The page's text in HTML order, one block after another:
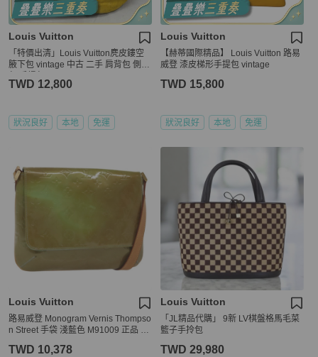
Louis Vuitton
「特價出清」Louis Vuitton麂皮鏤空
腋下包 vintage 中古 二手 肩背包 側背
TWD 12,800
狀況良好 本地 免運
Louis Vuitton
【赫蒂國際精品】 Louis Vuitton 路易
威登 漆皮梯形手提包 vintage
TWD 15,800
狀況良好 本地 免運
Louis Vuitton
路易威登 Monogram Vernis Thompso
n Street 手袋 淺藍色 M91009 正品 ep
TWD 10,378
Louis Vuitton
「JL精品代購」 9新 LV棋盤格馬毛菜
籃子手拎包
TWD 29,980